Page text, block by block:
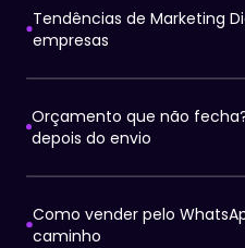
Tendências de Marketing
empresas
Orçamento que não
depois do envio
Como vender pelo
caminho